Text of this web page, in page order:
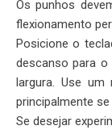
Os punhos
flexionamento
Posicione o
descanso para
largura. Use
principalmente se
Se desejar